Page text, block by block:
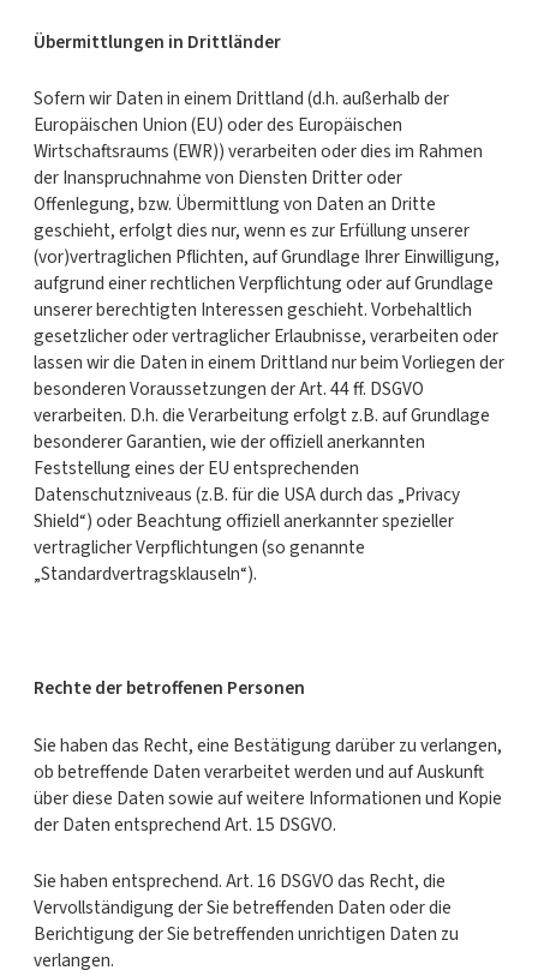
Übermittlungen in Drittländer
Sofern wir Daten in einem Drittland (d.h. außerhalb der
Europäischen Union (EU) oder des Europäischen
Wirtschaftsraums (EWR)) verarbeiten oder dies im Rahmen
der Inanspruchnahme von Diensten Dritter oder
Offenlegung, bzw. Übermittlung von Daten an Dritte
geschieht, erfolgt dies nur, wenn es zur Erfüllung unserer
(vor)vertraglichen Pflichten, auf Grundlage Ihrer Einwilligung,
aufgrund einer rechtlichen Verpflichtung oder auf Grundlage
unserer berechtigten Interessen geschieht. Vorbehaltlich
gesetzlicher oder vertraglicher Erlaubnisse, verarbeiten oder
lassen wir die Daten in einem Drittland nur beim Vorliegen der
besonderen Voraussetzungen der Art. 44 ff. DSGVO
verarbeiten. D.h. die Verarbeitung erfolgt z.B. auf Grundlage
besonderer Garantien, wie der offiziell anerkannten
Feststellung eines der EU entsprechenden
Datenschutzniveaus (z.B. für die USA durch das „Privacy
Shield“) oder Beachtung offiziell anerkannter spezieller
vertraglicher Verpflichtungen (so genannte
„Standardvertragsklauseln“).
Rechte der betroffenen Personen
Sie haben das Recht, eine Bestätigung darüber zu verlangen,
ob betreffende Daten verarbeitet werden und auf Auskunft
über diese Daten sowie auf weitere Informationen und Kopie
der Daten entsprechend Art. 15 DSGVO.
Sie haben entsprechend. Art. 16 DSGVO das Recht, die
Vervollständigung der Sie betreffenden Daten oder die
Berichtigung der Sie betreffenden unrichtigen Daten zu
verlangen.